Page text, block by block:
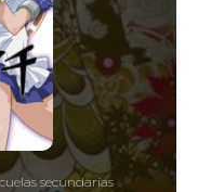
secundarias